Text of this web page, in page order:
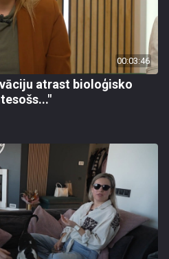
00:03:46
atrast bioloģisko